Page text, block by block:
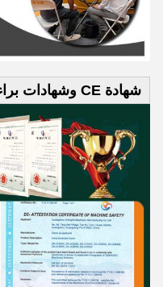
شهادة CE وشهادات براءة اختراع نموذج المنفعة